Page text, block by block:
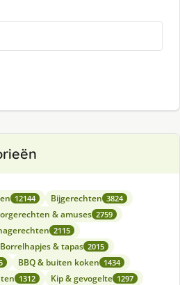
12144 Bijgerechten 3824
& amuses 2759
2115
Borrelhapjes & tapas 2015
BBQ & buiten koken 1434
1312 Kip & gevogelte 1297